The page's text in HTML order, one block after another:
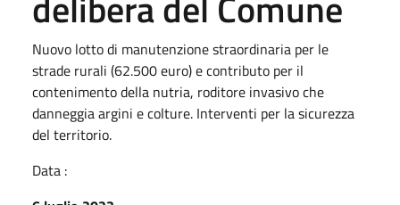
Nuovo lotto di manutenzione straordinaria per le
strade rurali (62.500 euro) e contributo per il
contenimento della nutria, roditore invasivo che
danneggia argini e colture. Interventi per la sicurezza
del territorio.
Data :